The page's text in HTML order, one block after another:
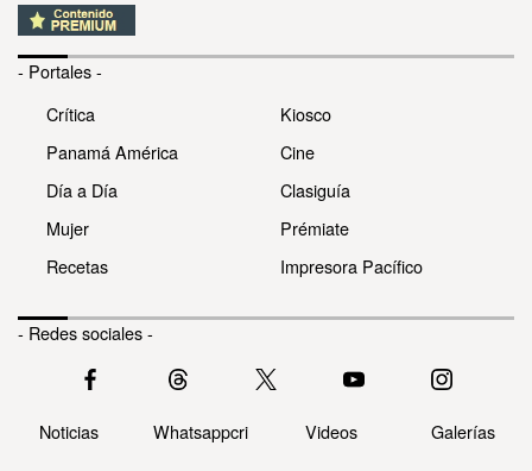
- Portales -
Crítica
Panamá América
Día a Día
Mujer
Recetas
Kiosco
Cine
Clasiguía
Prémiate
Impresora Pacífico
- Redes sociales -
Noticias Whatsappcri Videos Galerías